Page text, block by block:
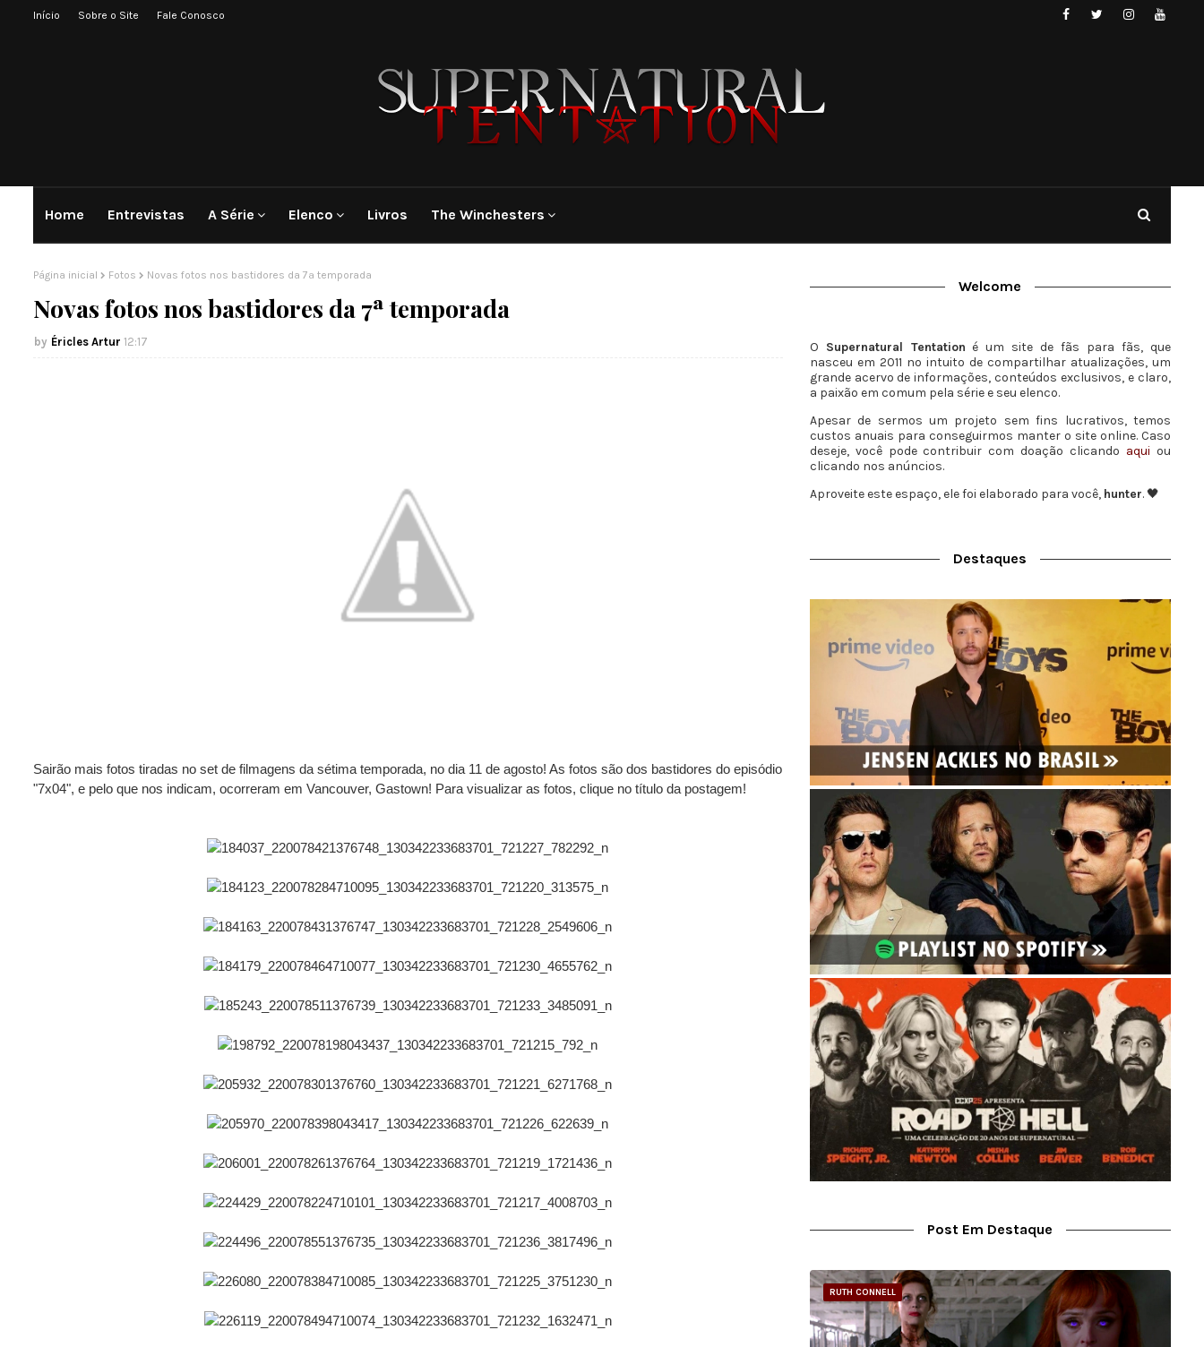
Início Sobre o Site Fale Conosco
Home Entrevistas A Série Elenco Livros The Winchesters
Página inicial Fotos Novas fotos nos bastidores da 7ª temporada
Novas fotos nos bastidores da 7ª temporada
Éricles Artur 12:17
Sairão mais fotos tiradas no set de filmagens da sétima temporada, no dia 11 de agosto! As fotos são dos bastidores do episódio
"7x04", e pelo que nos indicam, ocorreram em Vancouver, Gastown! Para visualizar as fotos, clique no título da postagem!
Welcome
O Supernatural Tentation é um site de fãs para fãs, que
nasceu em 2011 no intuito de compartilhar atualizações, um
grande acervo de informações, conteúdos exclusivos, e claro,
a paixão em comum pela série e seu elenco.
Apesar de sermos um projeto sem fins lucrativos, temos
custos anuais para conseguirmos manter o site online. Caso
deseje, você pode contribuir com doação clicando aqui ou
clicando nos anúncios.
Aproveite este espaço, ele foi elaborado para você, hunter. 🖤
Destaques
Post Em Destaque
RUTH CONNELL